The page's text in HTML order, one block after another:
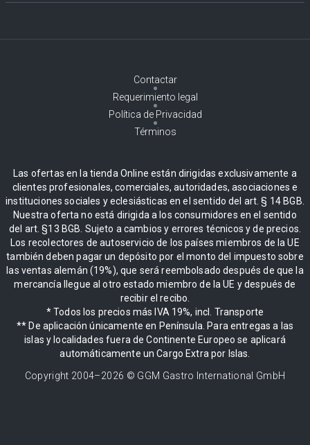
Contactar
Requerimiento legal
Política de Privacidad
Términos
Las ofertas en la tienda Online están dirigidas exclusivamente a
clientes profesionales, comerciales, autoridades, asociaciones e
instituciones sociales y eclesiásticas en el sentido del art. § 14 BGB.
Nuestra oferta no está dirigida a los consumidores en el sentido
del art. §13 BGB. Sujeto a cambios y errores técnicos y de precios.
Los recolectores de autoservicio de los países miembros de la UE
también deben pagar un depósito por el monto del impuesto sobre
las ventas alemán (19%), que será reembolsado después de que la
mercancía llegue al otro estado miembro de la UE y después de
recibir el recibo.
* Todos los precios más IVA 19%, incl. Transporte
** De aplicación únicamente en Península. Para entregas a las
islas y localidades fuera de Continente Europeo se aplicará
automáticamente un Cargo Extra por Islas.
Copyright 2004–2026 © GGM Gastro International GmbH